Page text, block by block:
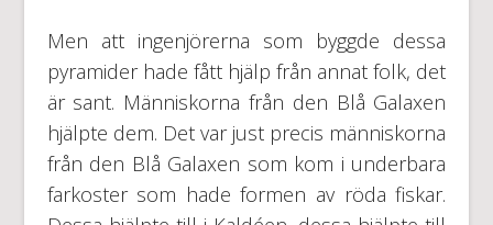
Men att ingenjörerna som byggde dessa
pyramider hade fått hjälp från annat folk, det
är sant. Människorna från den Blå Galaxen
hjälpte dem. Det var just precis människorna
från den Blå Galaxen som kom i underbara
farkoster som hade formen av röda fiskar.